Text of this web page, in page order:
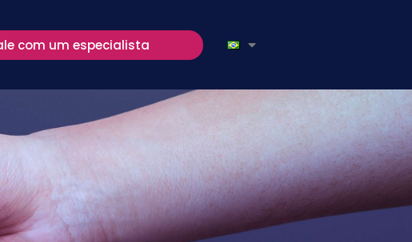
com um especialista